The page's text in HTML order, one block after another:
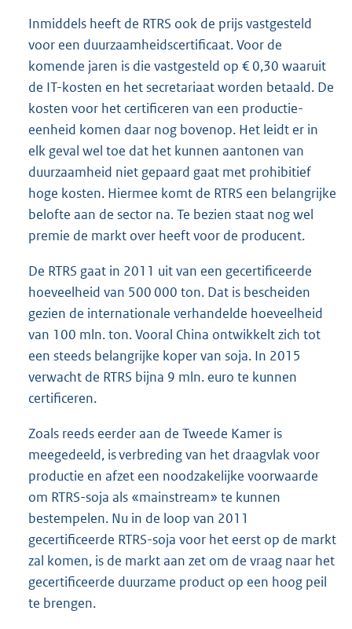
Inmiddels heeft de RTRS ook de prijs vastgesteld
voor een duurzaamheidscertificaat. Voor de
komende jaren is die vastgesteld op € 0,30 waaruit
de IT-kosten en het secretariaat worden betaald. De
kosten voor het certificeren van een productie-
eenheid komen daar nog bovenop. Het leidt er in
elk geval wel toe dat het kunnen aantonen van
duurzaamheid niet gepaard gaat met prohibitief
hoge kosten. Hiermee komt de RTRS een belangrijke
belofte aan de sector na. Te bezien staat nog wel
premie de markt over heeft voor de producent.
De RTRS gaat in 2011 uit van een gecertificeerde
hoeveelheid van 500 000 ton. Dat is bescheiden
gezien de internationale verhandelde hoeveelheid
van 100 mln. ton. Vooral China ontwikkelt zich tot
een steeds belangrijke koper van soja. In 2015
verwacht de RTRS bijna 9 mln. euro te kunnen
certificeren.
Zoals reeds eerder aan de Tweede Kamer is
meegedeeld, is verbreding van het draagvlak voor
productie en afzet een noodzakelijke voorwaarde
om RTRS-soja als «mainstream» te kunnen
bestempelen. Nu in de loop van 2011
gecertificeerde RTRS-soja voor het eerst op de markt
zal komen, is de markt aan zet om de vraag naar het
gecertificeerde duurzame product op een hoog peil
te brengen.